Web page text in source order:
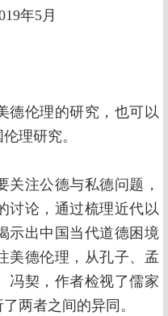
年5月
德伦理的研究，也可以
理研究。
注公德与私德问题，
讨论，通过梳理近代以
示出中国当代道德困境
美德伦理，从孔子、孟
冯契，作者检视了儒家
两者之间的异同。